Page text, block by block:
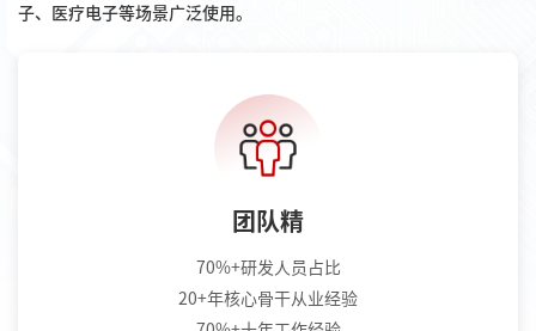
子、医疗电子等场景广泛使用。
团队精
70%+研发人员占比
20+年核心骨干从业经验